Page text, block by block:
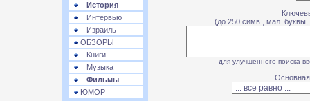
История
Интервью
Израиль
ОБЗОРЫ
Книги
Музыка
Фильмы
ЮМОР
(до 250 симв., мал. буквы,
для улучшенного поиска
Основная